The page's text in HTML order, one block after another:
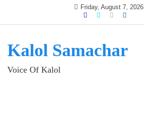
Friday, August 7, 2026
Kalol Samachar
Voice Of Kalol